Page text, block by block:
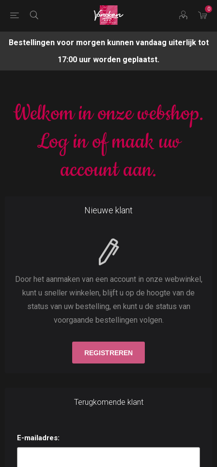
0
Bestellingen voor morgen kunnen vandaag uiterlijk tot
17:00 uur worden geplaatst.
Welkom in onze webshop.
Log in of maak uw
account aan.
Nieuwe klant
Door het aanmaken van een account in onze webwinkel,
kunt u sneller winkelen, blijft u op de hoogte van de
status van uw bestelling, en kunt u de status van
voorgaande bestellingen volgen.
Terugkomende klant
E-mailadres: